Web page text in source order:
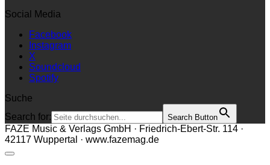
Social Media
Facebook
Instagram
X
Soundcloud
Spotify
Suche
Search for:
Search Button
FAZE Music & Verlags GmbH · Friedrich-Ebert-Str. 114 ·
42117 Wuppertal · www.fazemag.de